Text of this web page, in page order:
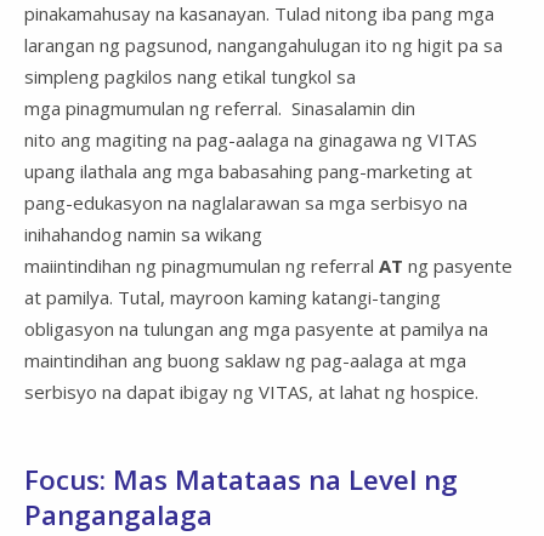
pinakamahusay na kasanayan. Tulad nitong iba pang mga
larangan ng pagsunod, nangangahulugan ito ng higit pa sa
simpleng pagkilos nang etikal tungkol sa
mga pinagmumulan ng referral. Sinasalamin din
nito ang magiting na pag-aalaga na ginagawa ng VITAS
upang ilathala ang mga babasahing pang-marketing at
pang-edukasyon na naglalarawan sa mga serbisyo na
inihahandog namin sa wikang
maiintindihan ng pinagmumulan ng referral AT ng pasyente
at pamilya. Tutal, mayroon kaming katangi-tanging
obligasyon na tulungan ang mga pasyente at pamilya na
maintindihan ang buong saklaw ng pag-aalaga at mga
serbisyo na dapat ibigay ng VITAS, at lahat ng hospice.
Focus: Mas Matataas na Level ng
Pangangalaga